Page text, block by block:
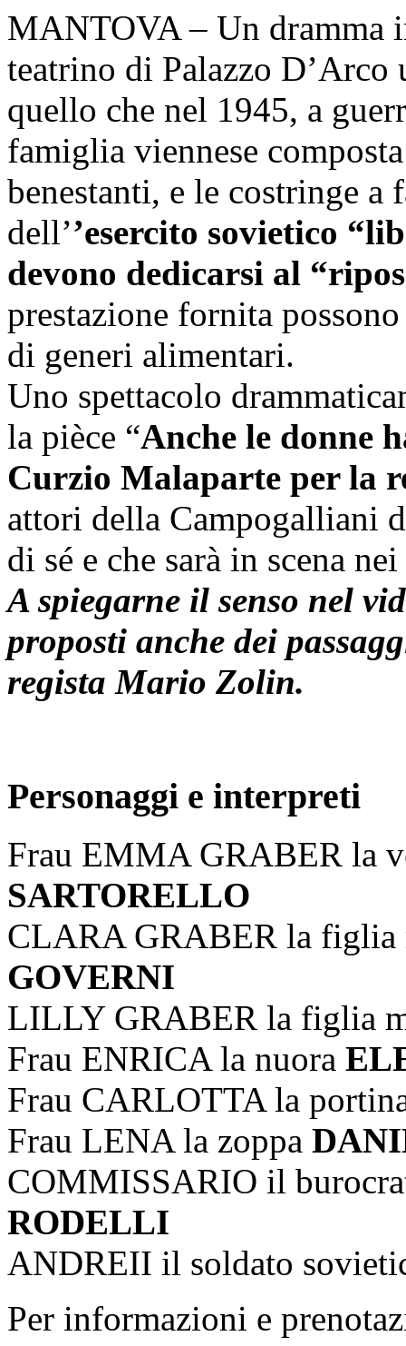
MANTOVA – Un dramma
teatrino di Palazzo
quello che nel 1945, a
famiglia viennese
benestanti, e le costringe a
dell’’esercito sovietico
devono dedicarsi al
prestazione fornita
di generi alimentari.
Uno spettacolo
la pièce “Anche le donne
Curzio Malaparte per la
attori della Campogalliani
di sé e che sarà in scena
A spiegarne il senso nel
proposti anche dei
regista Mario Zolin.
Personaggi e interpreti
Frau EMMA GRABER la
SARTORELLO
CLARA GRABER la figlia
GOVERNI
LILLY GRABER la figlia
Frau ENRICA la nuora
Frau CARLOTTA la
Frau LENA la zoppa
COMMISSARIO il
RODELLI
ANDREII il soldato
Per informazioni e